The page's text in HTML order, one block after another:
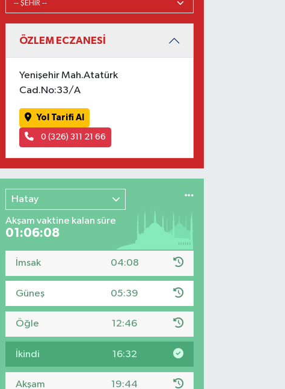
ÖZLEM ECZANESİ
Yenişehir Mah.Atatürk
Cad.No:33/A
Yol Tarifi Al
0 (326) 311 21 66
Hatay
Akşam vaktine kalan süre
01:06:07
İmsak 04:08
Güneş 05:39
Öğle 12:46
İkindi 16:32
Akşam 19:44